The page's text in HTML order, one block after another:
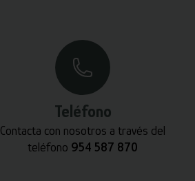
Teléfono
Contacta con nosotros a través del
teléfono 954 587 870